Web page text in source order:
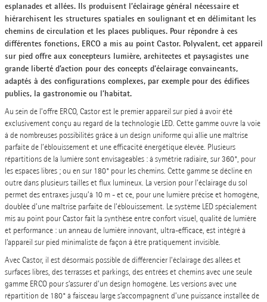
esplanades et allées. Ils produisent l’éclairage général nécessaire et
hiérarchisent les structures spatiales en soulignant et en délimitant les
chemins de circulation et les places publiques. Pour répondre à ces
différentes fonctions, ERCO a mis au point Castor. Polyvalent, cet appareil
sur pied offre aux concepteurs lumière, architectes et paysagistes une
grande liberté d’action pour des concepts d’éclairage convaincants,
adaptés à des configurations complexes, par exemple pour des édifices
publics, la gastronomie ou l’habitat.
Au sein de l’offre ERCO, Castor est le premier appareil sur pied à avoir été
exclusivement conçu au regard de la technologie LED. Cette gamme ouvre la voie
à de nombreuses possibilités grâce à un design uniforme qui allie une maîtrise
parfaite de l’éblouissement et une efficacité énergétique élevée. Plusieurs
répartitions de la lumière sont envisageables : à symétrie radiaire, sur 360°, pour
les espaces libres ; ou en sur 180° pour les chemins. Cette gamme se décline en
outre dans plusieurs tailles et flux lumineux. La version pour l’éclairage du sol
permet des entraxes jusqu’à 10 m - et ce, pour une lumière précise et homogène,
doublée d’une maîtrise parfaite de l’éblouissement. Le système LED spécialement
mis au point pour Castor fait la synthèse entre confort visuel, qualité de lumière
et performance : un anneau de lumière innovant, ultra-efficace, est intégré à
l’appareil sur pied minimaliste de façon à être pratiquement invisible.
Avec Castor, il est désormais possible de différencier l’éclairage des allées et
surfaces libres, des terrasses et parkings, des entrées et chemins avec une seule
gamme ERCO pour s’assurer d’un design homogène. Les versions avec une
répartition de 180° à faisceau large s’accompagnent d’une puissance installée de